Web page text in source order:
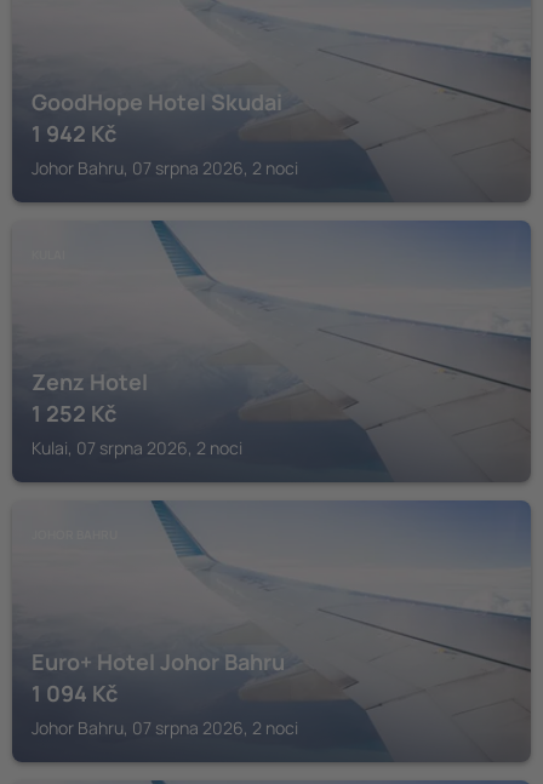
GoodHope Hotel Skudai
1 942 Kč
Johor Bahru, 07 srpna 2026, 2 noci
Zenz Hotel
1 252 Kč
Kulai, 07 srpna 2026, 2 noci
Euro+ Hotel Johor Bahru
1 094 Kč
Johor Bahru, 07 srpna 2026, 2 noci